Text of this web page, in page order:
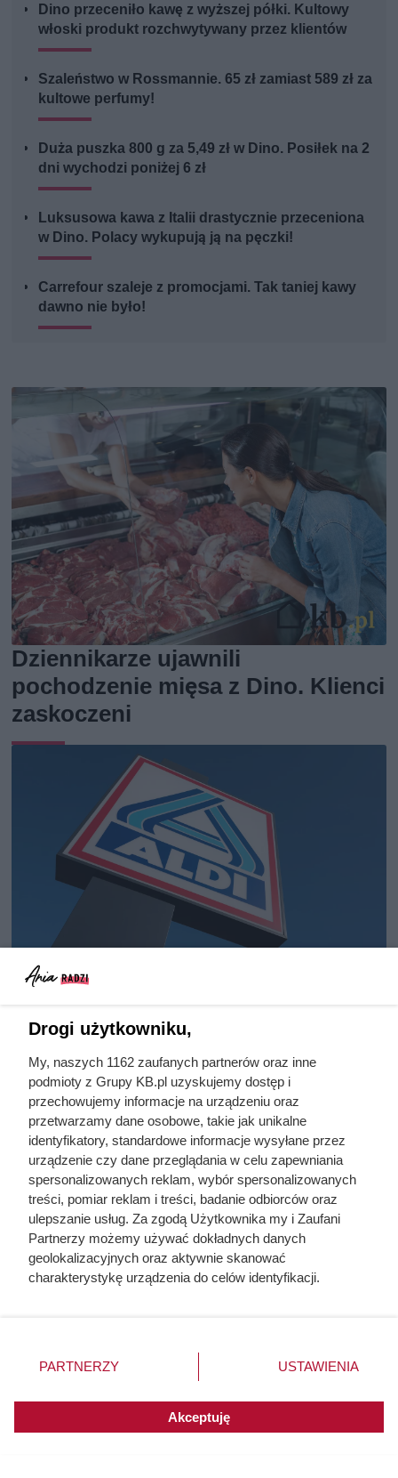
Dino przeceniło kawę z wyższej półki. Kultowy
włoski produkt rozchwytywany przez klientów
Szaleństwo w Rossmannie. 65 zł zamiast 589 zł za
kultowe perfumy!
Duża puszka 800 g za 5,49 zł w Dino. Posiłek na 2
dni wychodzi poniżej 6 zł
Luksusowa kawa z Italii drastycznie przeceniona
w Dino. Polacy wykupują ją na pęczki!
Carrefour szaleje z promocjami. Tak taniej kawy
dawno nie było!
Dziennikarze ujawnili
pochodzenie mięsa z Dino. Klienci
zaskoczeni
Rezerwują po 4 paczki w koszyku.
Luksusowa kawa w ALDI
przeceniona o 91%
Duże opakowanie słynnej kawy
zaledwie za 9,99? ALDI ma jeden
warunek
Drogi użytkowniku,
My, naszych 1162 zaufanych partnerów oraz inne
podmioty z Grupy KB.pl uzyskujemy dostęp i
przechowujemy informacje na urządzeniu oraz
przetwarzamy dane osobowe, takie jak unikalne
identyfikatory, standardowe informacje wysyłane przez
urządzenie czy dane przeglądania w celu zapewniania
spersonalizowanych reklam, wybór spersonalizowanych
treści, pomiar reklam i treści, badanie odbiorców oraz
ulepszanie usług. Za zgodą Użytkownika my i Zaufani
Partnerzy możemy używać dokładnych danych
geolokalizacyjnych oraz aktywnie skanować
charakterystykę urządzenia do celów identyfikacji.
zmienić/wycofać klikając przycisk ustawień prywatności
znajdujący się w lewym dolnym rogu strony. Niektóre
użytkownika, ale masz prawo sprzeciwić się takiemu
przetwarzaniu. Preferencje będą miały zastosowania do
PARTNERZY USTAWIENIA
Akceptuję